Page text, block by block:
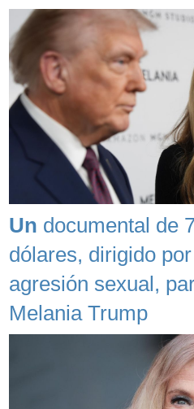
Un documental de
dólares, dirigido
agresión sexual,
Melania Trump